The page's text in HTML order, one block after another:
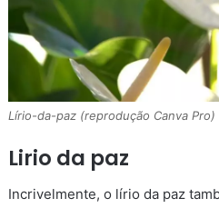
Lírio-da-paz (reprodução Canva Pro)
Lirio da paz
Incrivelmente, o lírio da paz